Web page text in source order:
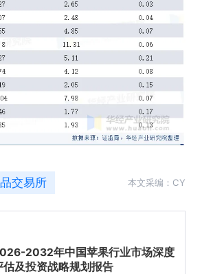
交易所 本文采编：CY
2032年中国苹果行业市场深度
估及投资战略规划报告